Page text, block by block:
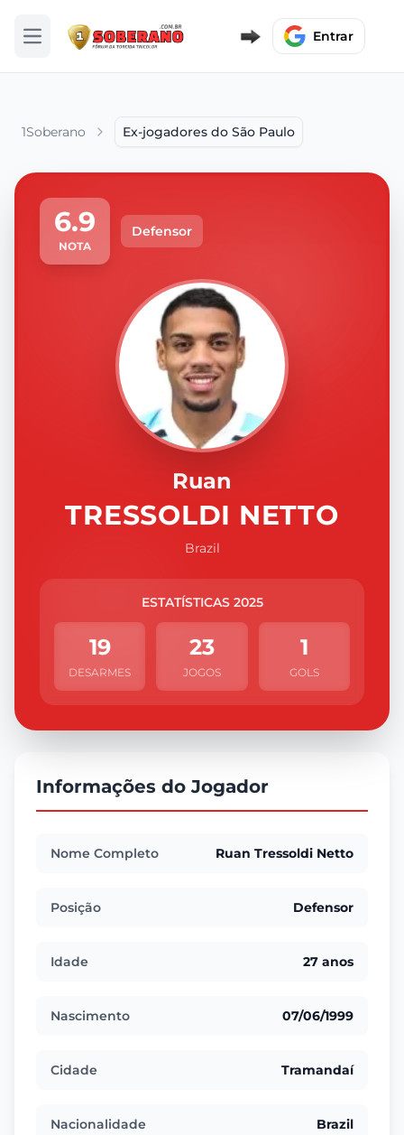
Abrir menu Entrar
1Soberano Ex-jogadores do São Paulo
6.9
NOTA
Defensor
Ruan
TRESSOLDI NETTO
Brazil
ESTATÍSTICAS 2025
19
DESARMES
23
JOGOS
1
GOLS
Informações do Jogador
Nome Completo Ruan Tressoldi Netto
Posição Defensor
Idade 27 anos
Nascimento 07/06/1999
Cidade Tramandaí
Nacionalidade Brazil